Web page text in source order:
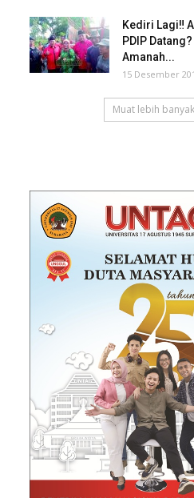
Kediri Lagi‼
PDIP
Amanah...
15 Desember
Muat lebih banyak